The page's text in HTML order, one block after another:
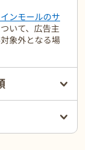
ンモールのサ
いて、広告主
象外となる場